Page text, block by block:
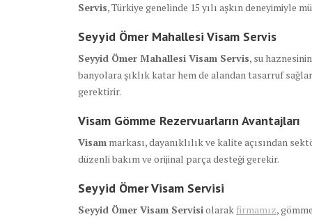
Servis, Türkiye genelinde 15 yılı aşkın deneyimiyle
Seyyid Ömer Mahallesi Visam Servis
Seyyid Ömer Mahallesi Visam Servis, su
banyolara şıklık katar hem de alandan tasarruf
gerektirir.
Visam Gömme Rezervuarların Avantajları
Visam markası, dayanıklılık ve kalite açısından
düzenli bakım ve orijinal parça desteği gerekir.
Seyyid Ömer Visam Servisi
Seyyid Ömer Visam Servisiolarak firmamız,